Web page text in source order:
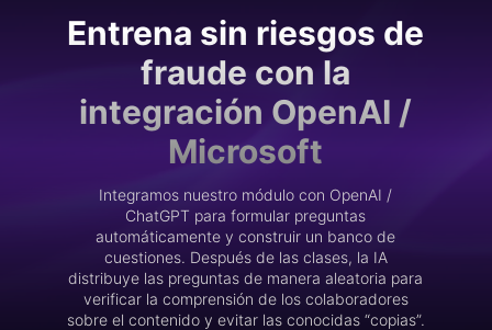
Entrena sin riesgos de
fraude con la
integración OpenAI /
Microsoft
Integramos nuestro módulo con OpenAI /
ChatGPT para formular preguntas
automáticamente y construir un banco de
cuestiones. Después de las clases, la IA
distribuye las preguntas de manera aleatoria para
verificar la comprensión de los colaboradores
sobre el contenido y evitar las conocidas “copias”.